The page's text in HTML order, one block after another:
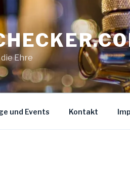
die Ehre
und Events Kontakt